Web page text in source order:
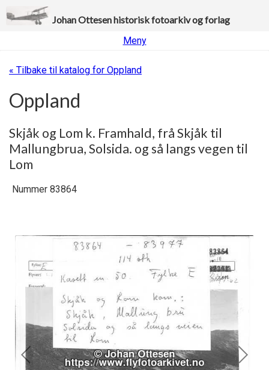
Johan Ottesen historisk fotoarkiv og forlag
Meny
« Tilbake til katalog for Oppland
Oppland
Skjåk og Lom k. Framhald, frå Skjåk til
Mallungbrua, Solsida. og så langs vegen til
Lom
Nummer 83864